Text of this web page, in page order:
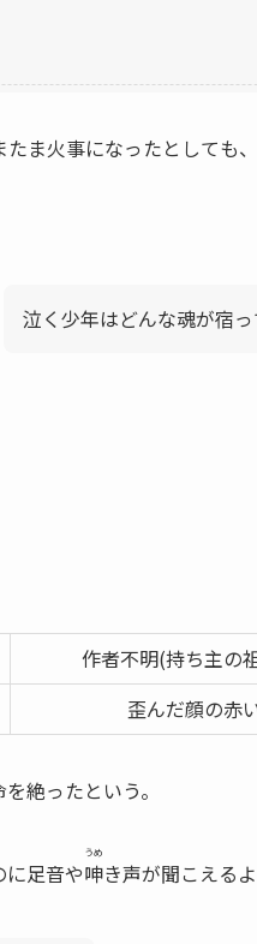
ま火事になったとしても
泣く少年はどんな魂が宿
作者不明(持ち主の
歪んだ顔の赤
絶ったという。
足音や呻
うめ
き声が聞こえる